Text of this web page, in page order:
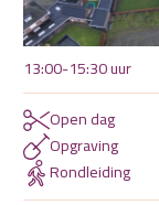
13:00-15:30 uur
Open dag
Opgraving
Rondleiding